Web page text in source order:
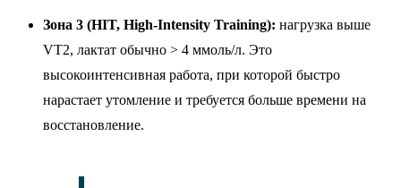
Зона 3 (HIT, High-Intensity Training): нагрузка выше
VT2, лактат обычно > 4 ммоль/л. Это
высокоинтенсивная работа, при которой быстро
нарастает утомление и требуется больше времени на
восстановление.